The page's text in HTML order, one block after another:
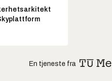
En tjeneste fra